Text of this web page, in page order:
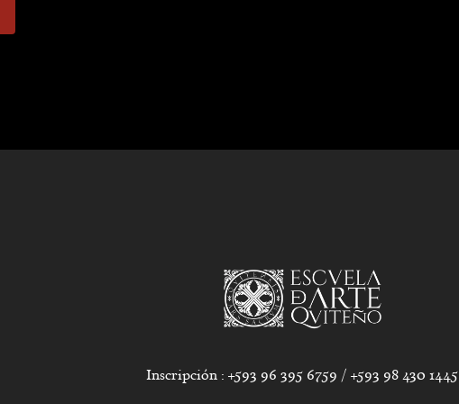
Inscripción : +593 96 395 6759 / +593 98 430 1445